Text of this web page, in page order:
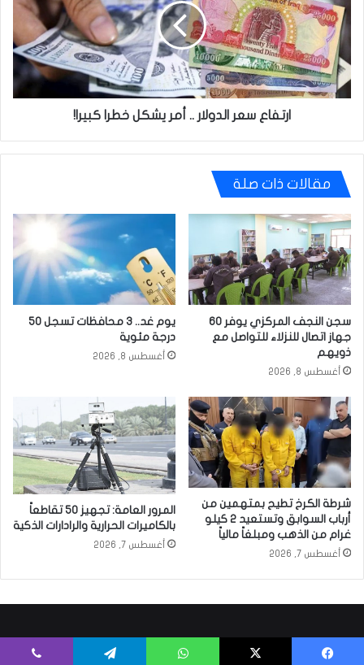
أمر
يشكل
خطرا
كبيرا!
ارتفاع سعر الدولار .. أمر يشكل خطرا كبيرا!
مقالات ذات صلة
سجن النجف المركزي يوفر 60
جهاز اتصال للنزلاء للتواصل مع
ذويهم
أغسطس 8, 2026
يوم غد.. 3 محافظات تسجل 50
درجة مئوية
أغسطس 8, 2026
شرطة الكرخ تطيح بمتهمين من
أرباب السوابق وتستعيد 2 كيلو
غرام من الذهب ومبلغاً مالياً
أغسطس 7, 2026
المرور العامة: تجهيز 50 تقاطعاً
بالكاميرات الحرارية والرادارات الذكية
أغسطس 7, 2026